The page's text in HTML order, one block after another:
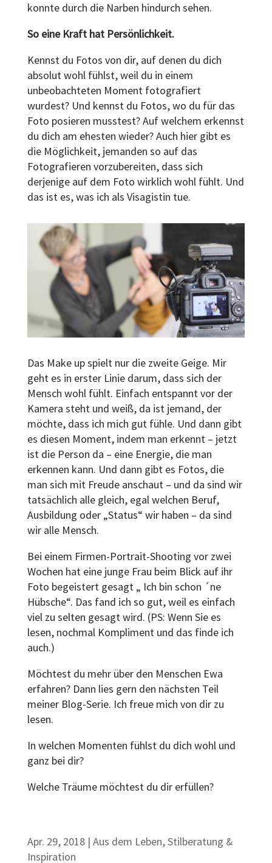
konnte durch die Narben hindurch sehen.
So eine Kraft hat Persönlichkeit.
Kennst du Fotos von dir, auf denen du dich
absolut wohl fühlst, weil du in einem
unbeobachteten Moment fotografiert
wurdest? Und kennst du Fotos, wo du für das
Foto posieren musstest? Auf welchem erkennst
du dich am ehesten wieder? Auch hier gibt es
die Möglichkeit, jemanden so auf das
Fotografieren vorzubereiten, dass sich
derjenige auf dem Foto wirklich wohl fühlt. Und
das ist es, was ich als Visagistin tue.
Das Make up spielt nur die zweite Geige. Mir
geht es in erster Linie darum, dass sich der
Mensch wohl fühlt. Einfach entspannt vor der
Kamera steht und weiß, da ist jemand, der
möchte, dass ich mich gut fühle. Und dann gibt
es diesen Moment, indem man erkennt – jetzt
ist die Person da – eine Energie, die man
erkennen kann. Und dann gibt es Fotos, die
man sich mit Freude anschaut – und da sind wir
tatsächlich alle gleich, egal welchen Beruf,
Ausbildung oder „Status“ wir haben – da sind
wir alle Mensch.
Bei einem Firmen-Portrait-Shooting vor zwei
Wochen hat eine junge Frau beim Blick auf ihr
Foto begeistert gesagt „ Ich bin schon ´ne
Hübsche“. Das fand ich so gut, weil es einfach
viel zu selten gesagt wird. (PS: Wenn Sie es
lesen, nochmal Kompliment und das finde ich
auch.)
Möchtest du mehr über den Menschen Ewa
erfahren? Dann lies gern den nächsten Teil
meiner Blog-Serie. Ich freue mich von dir zu
lesen.
In welchen Momenten fühlst du dich wohl und
ganz bei dir?
Welche Träume möchtest du dir erfüllen?
Apr. 29, 2018| Aus dem Leben,Stilberatung &
Inspiration